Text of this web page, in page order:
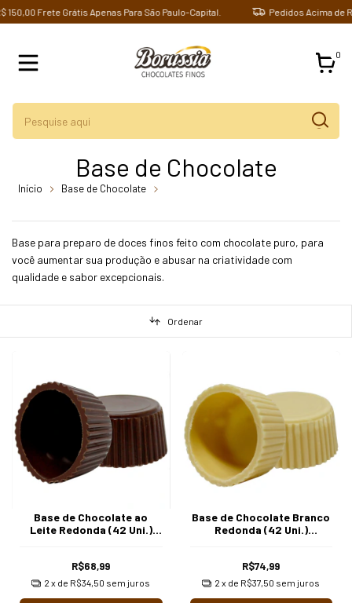
Frete Grátis Apenas Para São Paulo-Capital. Pedidos Acima de
0
Base de Chocolate
Início Base de Chocolate
Base para preparo de doces finos feito com chocolate puro, para
você aumentar sua produção e abusar na criatividade com
qualidade e sabor excepcionais.
Ordenar
Base de Chocolate ao
Leite Redonda (42 Uni.)
R$68,99
2 x de R$34,50 sem juros
Base de Chocolate Branco
Redonda (42 Uni.)
R$74,99
2 x de R$37,50 sem juros